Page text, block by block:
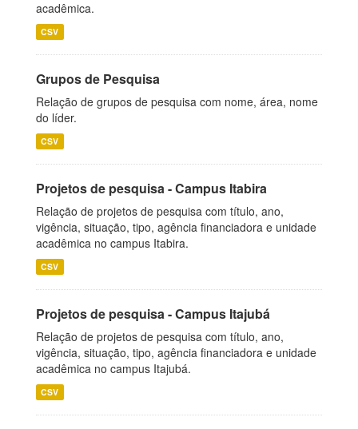
acadêmica.
CSV
Grupos de Pesquisa
Relação de grupos de pesquisa com nome, área, nome
do líder.
CSV
Projetos de pesquisa - Campus Itabira
Relação de projetos de pesquisa com título, ano,
vigência, situação, tipo, agência financiadora e unidade
acadêmica no campus Itabira.
CSV
Projetos de pesquisa - Campus Itajubá
Relação de projetos de pesquisa com título, ano,
vigência, situação, tipo, agência financiadora e unidade
acadêmica no campus Itajubá.
CSV